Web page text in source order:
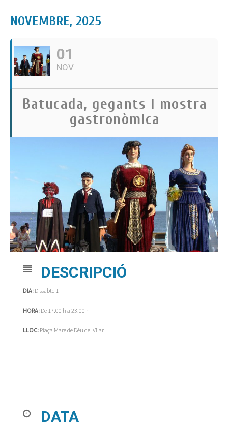
NOVEMBRE, 2025
01
NOV
Batucada, gegants i mostra
gastronòmica
DESCRIPCIÓ
DIA: Dissabte 1
HORA: De 17.00 h a 23.00 h
LLOC: Plaça Mare de Déu del Vilar
DATA